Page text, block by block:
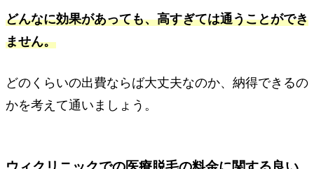
どんなに効果があっても、高すぎては通うことができ
ません。
どのくらいの出費ならば大丈夫なのか、納得できるの
かを考えて通いましょう。